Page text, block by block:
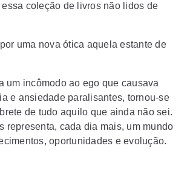
essa coleção de livros não lidos de
uma nova ótica aquela estante de
um incômodo ao ego que causava
e ansiedade paralisantes, tornou-se
de tudo aquilo que ainda não sei.
representa, cada dia mais, um mundo
oportunidades e evolução.